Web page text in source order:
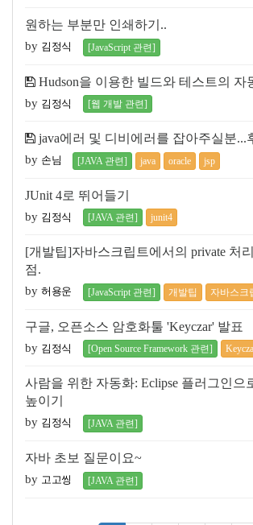
원하는 부분만 인쇄하기..
by 김정식 [JavaScript 관련]
Hudson을 이용한 빌드와 테스트의 자
by 김정식 [웹 개발 관련]
java에러 및 디비에러를 잡아주실분...
by 손님 [JAVA 관련] java oracle jsp
JUnit 4로 뛰어들기
by 김정식 [JAVA 관련] junit4
[개발팁]자바스크립트에서의 private 처
점.
by 허용운 [JavaScript 관련] 개발팁 자바스크
구글, 오픈소스 암호화툴 'Keyczar' 발표
by 김정식 [Open Source Framework 관련]
사람을 위한 자동화: Eclipse 플러그인으
높이기
by 김정식 [JAVA 관련]
자바 초보 질문이요~
by 고고씽 [JAVA 관련]